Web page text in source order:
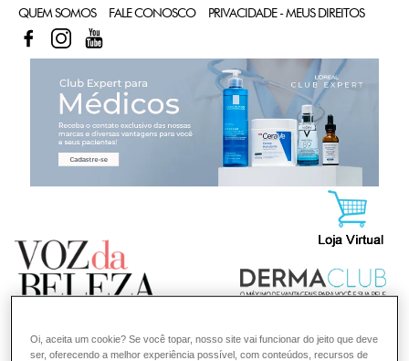
QUEM SOMOS FALE CONOSCO PRIVACIDADE - MEUS DIREITOS
FACEBOOKINSTAGRAM
Oi, aceita um cookie? Se você topar, nosso site vai funcionar do jeito que deve
ser, oferecendo a melhor experiência possível, com conteúdos, recursos de